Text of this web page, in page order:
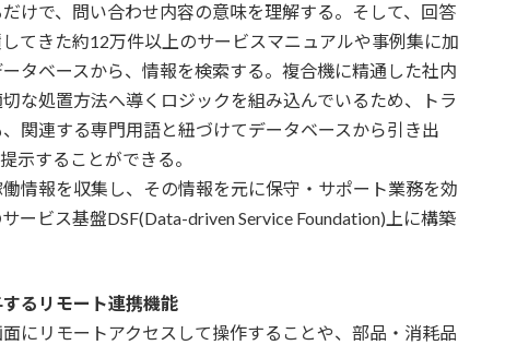
けで、問い合わせ内容の意味を理解する。そして、回答
てきた約12万件以上のサービスマニュアルや事例集に加
タベースから、情報を検索する。複合機に精通した社内
な処置方法へ導くロジックを組み込んでいるため、トラ
関連する専門用語と紐づけてデータベースから引き出
示することができる。
情報を収集し、その情報を元に保守・サポート業務を効
ービス基盤DSF(Data-driven Service Foundation)上に構築
るリモート連携機能
にリモートアクセスして操作することや、部品・消耗品